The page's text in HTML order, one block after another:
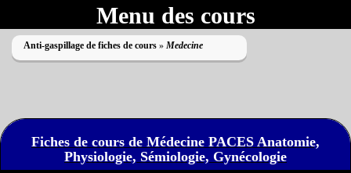
Menu des cours
Anti-gaspillage de fiches de cours » Medecine
Impossible de lire le dossier
Fiches de cours de Médecine PACES Anatomie,
Physiologie, Sémiologie, Gynécologie